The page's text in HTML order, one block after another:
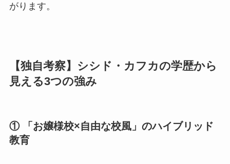
がります。
【独自考察】シシド・カフカの学歴から
見える3つの強み
① 「お嬢様校×自由な校風」のハイブリッド
教育